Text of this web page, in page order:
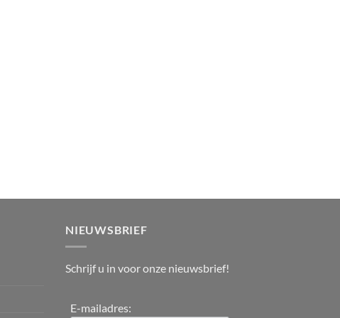
NIEUWSBRIEF
Schrijf u in voor onze nieuwsbrief!
E-mailadres: